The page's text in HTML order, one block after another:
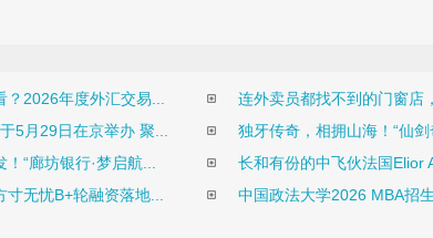
2026年度外汇交易...
连外卖员都找不到的门窗店
5月29日在京举办 聚...
独牙传奇，相拥山海！“仙剑
“廊坊银行·梦启航...
长和有份的中飞伙法国Elior
无忧B+轮融资落地...
中国政法大学2026 MBA招